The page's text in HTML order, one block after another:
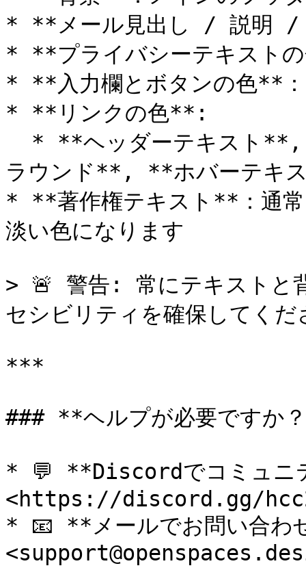
* **メール見出し / 説明 /
* **プライバシーテキスト
* **入力欄とボタンの色**：
* **リンクの色**:
ラウンド**, **ホバーテキ
* **著作権テキスト**：通常
淡い色になります
> 🚨 警告: 常にテキストと
セシビリティを確保してくだ
***
### **ヘルプが必要ですか
* 💬 **Discordでコミュニ
<https://discord.gg/
* 📧 **メールでお問い合わ